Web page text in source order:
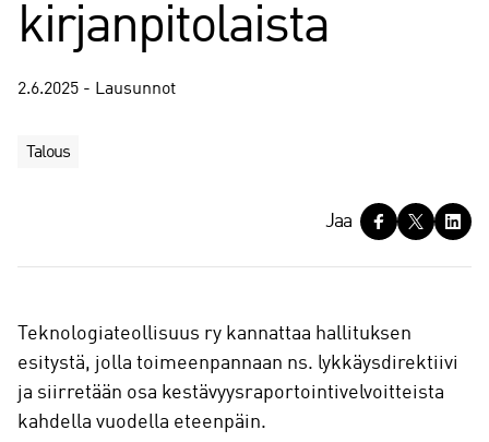
kirjanpitolaista
2.6.2025 - Lausunnot
Talous
a
Jaa
Teknologiateollisuus ry kannattaa hallituksen
esitystä, jolla toimeenpannaan ns. lykkäysdirektiivi
ja siirretään osa kestävyysraportointivelvoitteista
kahdella vuodella eteenpäin.